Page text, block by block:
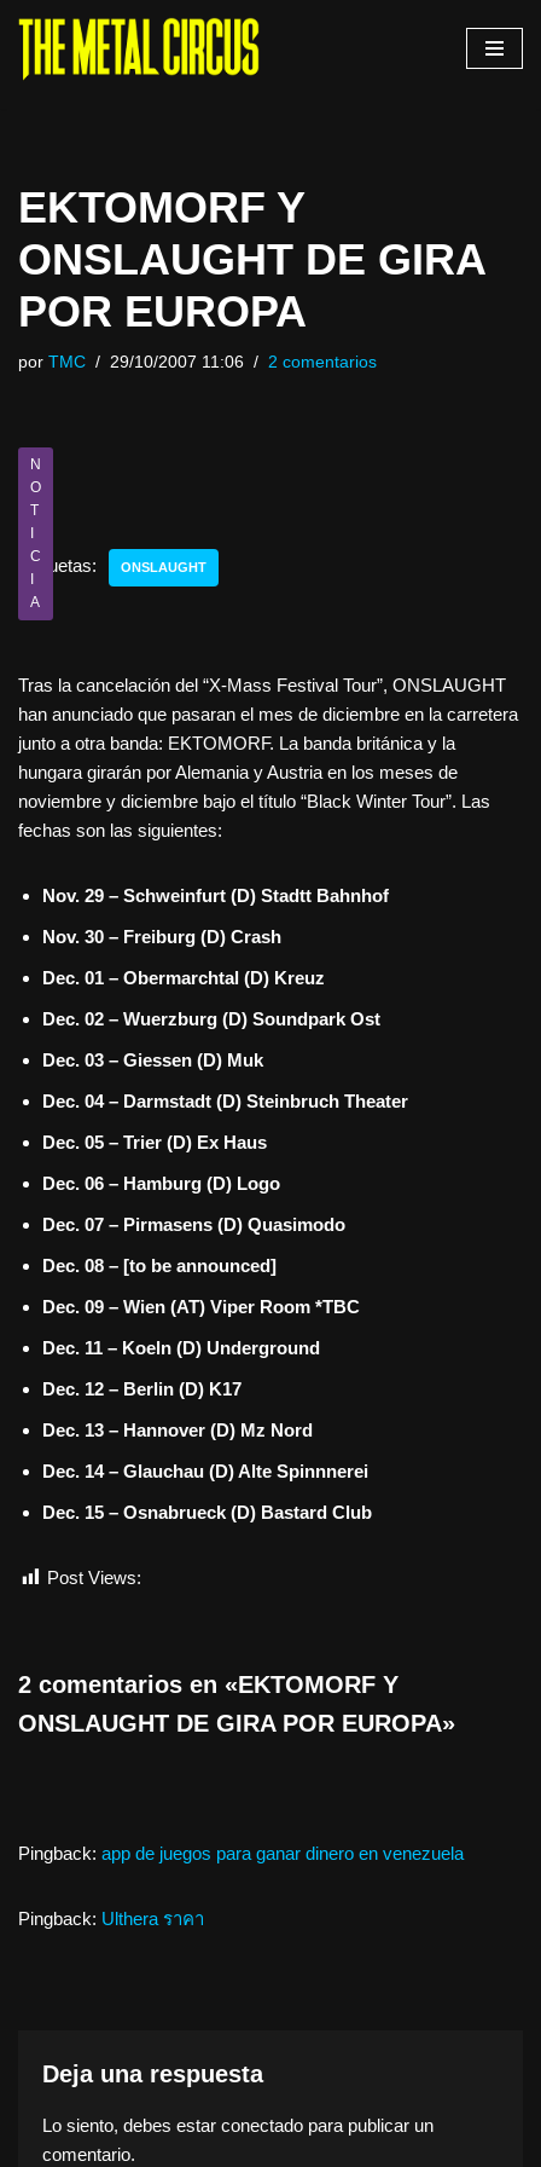
Saltar
EKTOMORF Y
ONSLAUGHT DE GIRA
POR EUROPA
por TMC 29/10/2007 11:06 2 comentarios
N
O
T
I
C
I
A
Etiquetas: ONSLAUGHT
Tras la cancelación del “X-Mass Festival Tour”, ONSLAUGHT
han anunciado que pasaran el mes de diciembre en la carretera
junto a otra banda: EKTOMORF. La banda británica y la
hungara girarán por Alemania y Austria en los meses de
noviembre y diciembre bajo el título “Black Winter Tour”. Las
fechas son las siguientes:
Nov. 29 – Schweinfurt (D) Stadtt Bahnhof
Nov. 30 – Freiburg (D) Crash
Dec. 01 – Obermarchtal (D) Kreuz
Dec. 02 – Wuerzburg (D) Soundpark Ost
Dec. 03 – Giessen (D) Muk
Dec. 04 – Darmstadt (D) Steinbruch Theater
Dec. 05 – Trier (D) Ex Haus
Dec. 06 – Hamburg (D) Logo
Dec. 07 – Pirmasens (D) Quasimodo
Dec. 08 – [to be announced]
Dec. 09 – Wien (AT) Viper Room *TBC
Dec. 11 – Koeln (D) Underground
Dec. 12 – Berlin (D) K17
Dec. 13 – Hannover (D) Mz Nord
Dec. 14 – Glauchau (D) Alte Spinnnerei
Dec. 15 – Osnabrueck (D) Bastard Club
Post Views:
2 comentarios en «EKTOMORF Y
ONSLAUGHT DE GIRA POR EUROPA»
Pingback: app de juegos para ganar dinero en venezuela
Pingback: Ulthera ราคา
Deja una respuesta
Lo siento, debes estar conectado para publicar un
comentario.